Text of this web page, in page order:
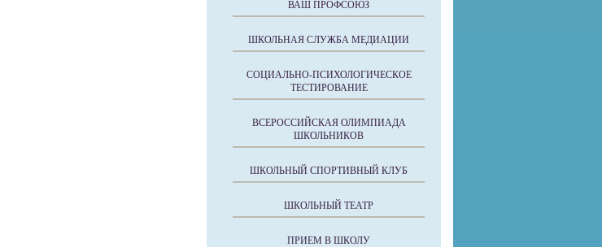
ВАШ ПРОФСОЮЗ
ШКОЛЬНАЯ СЛУЖБА МЕДИАЦИИ
СОЦИАЛЬНО-ПСИХОЛОГИЧЕСКОЕ
ТЕСТИРОВАНИЕ
ВСЕРОССИЙСКАЯ ОЛИМПИАДА
ШКОЛЬНИКОВ
ШКОЛЬНЫЙ СПОРТИВНЫЙ КЛУБ
ШКОЛЬНЫЙ ТЕАТР
ПРИЕМ В ШКОЛУ